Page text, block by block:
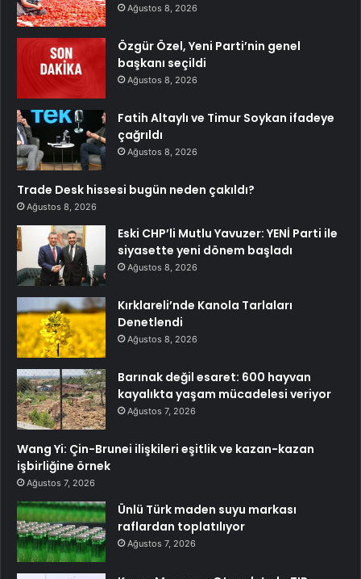
Ağustos 8, 2026
Özgür Özel, Yeni Parti’nin genel
başkanı seçildi
Ağustos 8, 2026
Fatih Altaylı ve Timur Soykan ifadeye
çağrıldı
Ağustos 8, 2026
Trade Desk hissesi bugün neden çakıldı?
Ağustos 8, 2026
Eski CHP’li Mutlu Yavuzer: YENİ Parti ile
siyasette yeni dönem başladı
Ağustos 8, 2026
Kırklareli’nde Kanola Tarlaları
Denetlendi
Ağustos 8, 2026
Barınak değil esaret: 600 hayvan
kayalıkta yaşam mücadelesi veriyor
Ağustos 7, 2026
Wang Yi: Çin-Brunei ilişkileri eşitlik ve kazan-kazan
işbirliğine örnek
Ağustos 7, 2026
Ünlü Türk maden suyu markası
raflardan toplatılıyor
Ağustos 7, 2026